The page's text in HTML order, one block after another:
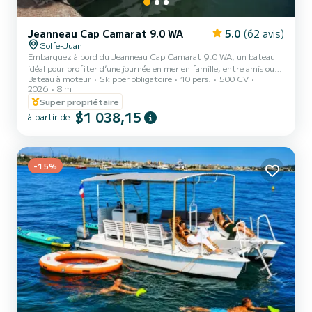
Jeanneau Cap Camarat 9.0 WA 5.0 (62 avis)
Golfe-Juan
Embarquez à bord du Jeanneau Cap Camarat 9.0 WA, un bateau
idéal pour profiter d’une journée en mer en famille, entre amis ou
en couple. Confortable, spacieux et très agréable à naviguer, il offre
un excellent compromis entre performance, sécurité et détente.
Avec ses 2 moteurs Yamaha F250, le KARISH vous permet de
naviguer en toute sérénité et d’atteindre facilement les plus beaux
spots de baignade et mouillages de la Côte d’Azur. Son grand pont
Bateau à moteur Skipper obligatoire 10 pers.
500 CV
2026
8 m
Super propriétaire
à partir de $1 038,15
-15%